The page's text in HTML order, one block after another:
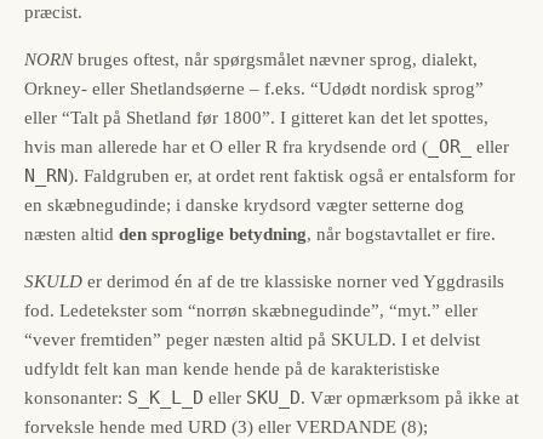
præcist.
NORNbruges oftest, når spørgsmålet nævner sprog, dialekt,
Orkney- eller Shetlandsøerne – f.eks. “Udødt nordisk sprog”
eller “Talt på Shetland før 1800”. I gitteret kan det let spottes,
hvis man allerede har et O eller R fra krydsende ord ( _OR_ eller
N_RN). Faldgruben er, at ordet rent faktisk også er entalsform for
en skæbnegudinde; i danske krydsord vægter setterne dog
næsten altid den sproglige betydning, når bogstavtallet er fire.
SKULD er derimod én af de tre klassiske norner ved Yggdrasils
fod. Ledetekster som “norrøn skæbnegudinde”, “myt.” eller
“vever fremtiden” peger næsten altid på SKULD. I et delvist
udfyldt felt kan man kende hende på de karakteristiske
konsonanter: S_K_L_D eller SKU_D. Vær opmærksom på ikke at
forveksle hende med URD (3) eller VERDANDE (8);